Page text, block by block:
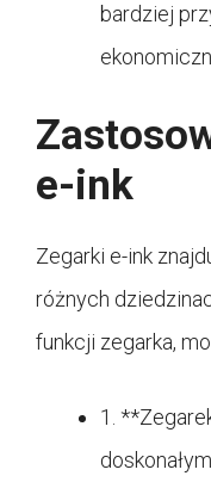
bardziej
e-ink
Zegarki e-ink
różnych
funkcji zegarka,
1.